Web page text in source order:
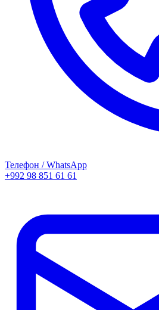
Телефон / WhatsApp
+992 98 851 61 61